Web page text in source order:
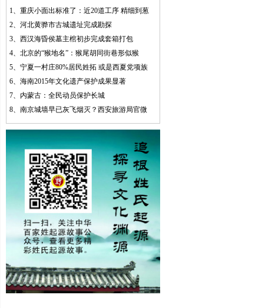
1、 重庆小面出标准了：近20道工序 精细到葱
2、 河北黄骅市古城遗址完成勘探
3、 西汉海昏侯墓主棺初步完成套箱打包
4、 北京的“猴地名”：猴尾胡同街巷形似猴
5、 宁夏一村庄80%居民姓拓 或是西夏党项族
6、 海南2015年文化遗产保护成果显著
7、 内蒙古：全民动员保护长城
8、 南京城墙早已灰飞烟灭？西安旅游局官微